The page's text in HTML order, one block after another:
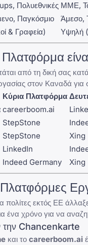
Πολυεθνικές ΜΜΕ,
Παγκόσμιο
Άμεσο,
& Γραφεία) Υψηλή
από τη δική σας
στον Καναδά για
Κύρια Πλατφόρμα
careerboom.ai
StepStone
StepStone
Xing
LinkedIn
Indeed Germany Xing
πολίτες εκτός ΕΕ
ένα χρόνο για να
την Chancenkarte
και το careerboom.ai